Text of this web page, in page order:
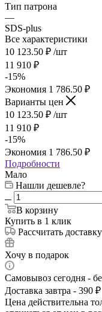
Тип патрона
—
SDS-plus
Все характеристики
10 123.50 ₽ /шт
11 910 ₽
-15%
Экономия 1 786.50 ₽
Варианты цен
10 123.50 ₽ /шт
11 910 ₽
-15%
Экономия 1 786.50 ₽
Подробности
Мало
Нашли дешевле?
В корзину
Купить в 1 клик
Рассчитать доставку
Хочу в подарок
Самовывоз сегодня -
Доставка завтра - 390 ₽
Цена действительна